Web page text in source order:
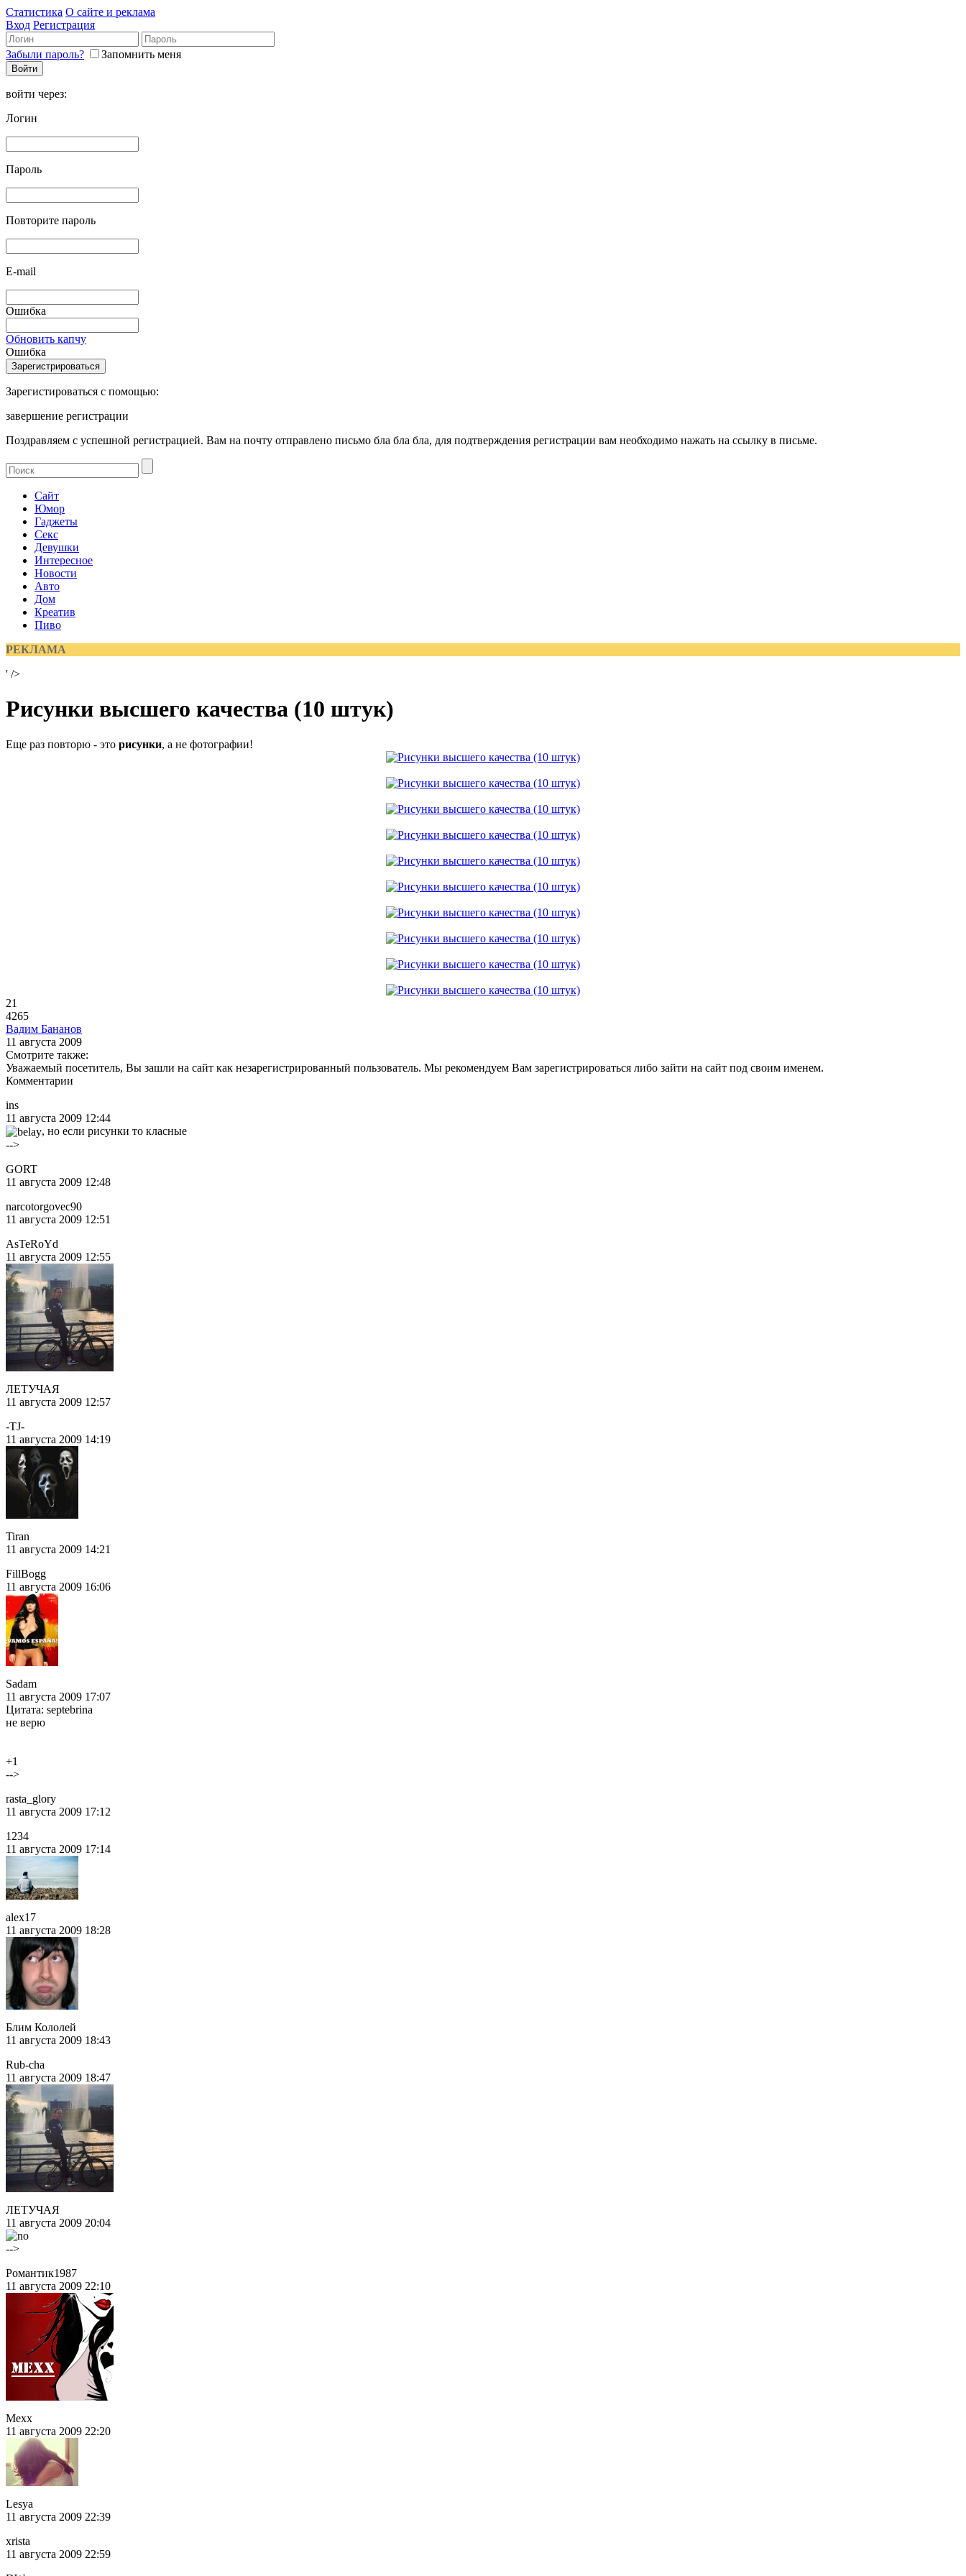
Статистика О сайте и реклама
Вход Регистрация
Забыли пароль? Запомнить меня
войти через:
Логин
Пароль
Повторите пароль
E-mail
Ошибка
Обновить капчу
Ошибка
Зарегистироваться с помощью:
завершение регистрации
Поздравляем с успешной регистрацией. Вам на почту отправлено письмо бла бла бла, для подтверждения регистрации вам необходимо нажать на ссылку в письме.
Сайт
Юмор
Гаджеты
Секс
Девушки
Интересное
Новости
Авто
Дом
Креатив
Пиво
РЕКЛАМА
' />
Рисунки высшего качества (10 штук)
Еще раз повторю - это рисунки, а не фотографии!
21
4265
Вадим Бананов
11 августа 2009
Смотрите также:
Уважаемый посетитель, Вы зашли на сайт как незарегистрированный пользователь. Мы рекомендуем Вам зарегистрироваться либо зайти на сайт под своим именем.
Комментарии
ins
11 августа 2009 12:44
, но если рисунки то класные
-->
GORT
11 августа 2009 12:48
narcotorgovec90
11 августа 2009 12:51
AsTeRoYd
11 августа 2009 12:55
ЛЕТУЧАЯ
11 августа 2009 12:57
-TJ-
11 августа 2009 14:19
Tiran
11 августа 2009 14:21
FillBogg
11 августа 2009 16:06
Sadam
11 августа 2009 17:07
Цитата: septebrina
не верю
+1
-->
rasta_glory
11 августа 2009 17:12
1234
11 августа 2009 17:14
alex17
11 августа 2009 18:28
Блим Кололей
11 августа 2009 18:43
Rub-cha
11 августа 2009 18:47
ЛЕТУЧАЯ
11 августа 2009 20:04
-->
Романтик1987
11 августа 2009 22:10
Mexx
11 августа 2009 22:20
Lesya
11 августа 2009 22:39
xrista
11 августа 2009 22:59